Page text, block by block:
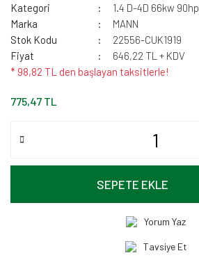
Kategori
1.4 D-4D 66kw 90hp
Marka
MANN
Stok Kodu
22556-CUK1919
Fiyat
646,22 TL + KDV
* 98,82 TL den başlayan taksitlerle!
775,47 TL
SEPETE EKLE
Yorum Yaz
Tavsiye Et